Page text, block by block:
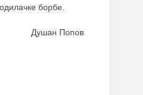
борбе.
Душан Попов